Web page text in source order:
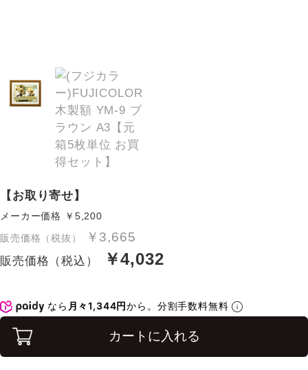
【お取り寄せ】
メーカー価格 ￥5,200
販売価格（税抜）
￥3,665
販売価格（税込） ￥4,032
なら 月々1,344円から。分割手数料無料
カートに入れる